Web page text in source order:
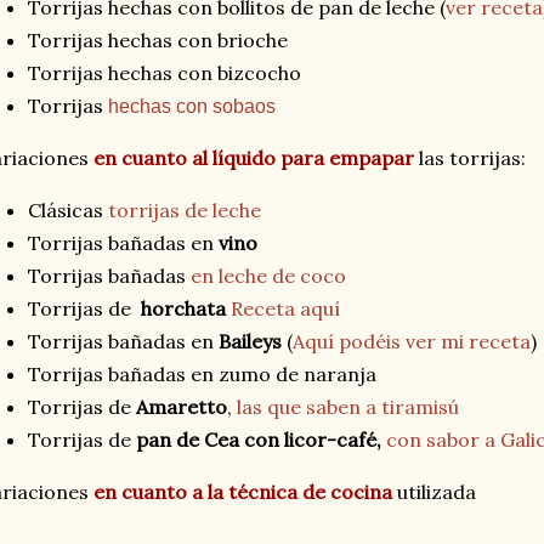
Torrijas hechas con bollitos de pan de leche (ver receta
Torrijas hechas con brioche
Torrijas hechas con bizcocho
Torrijas hechas con sobaos
en cuanto al líquido para empapar las torrijas:
Clásicas torrijas de leche
Torrijas bañadas en vino
Torrijas bañadas en leche de coco
Torrijas de horchata Receta aquí
Torrijas bañadas en Baileys (Aquí podéis ver mi receta)
Torrijas bañadas en zumo de naranja
Torrijas deAmaretto, las que saben a tiramisú
Torrijas de pan de Cea con licor-café, con sabor a
en cuanto a la técnica de cocinautilizada